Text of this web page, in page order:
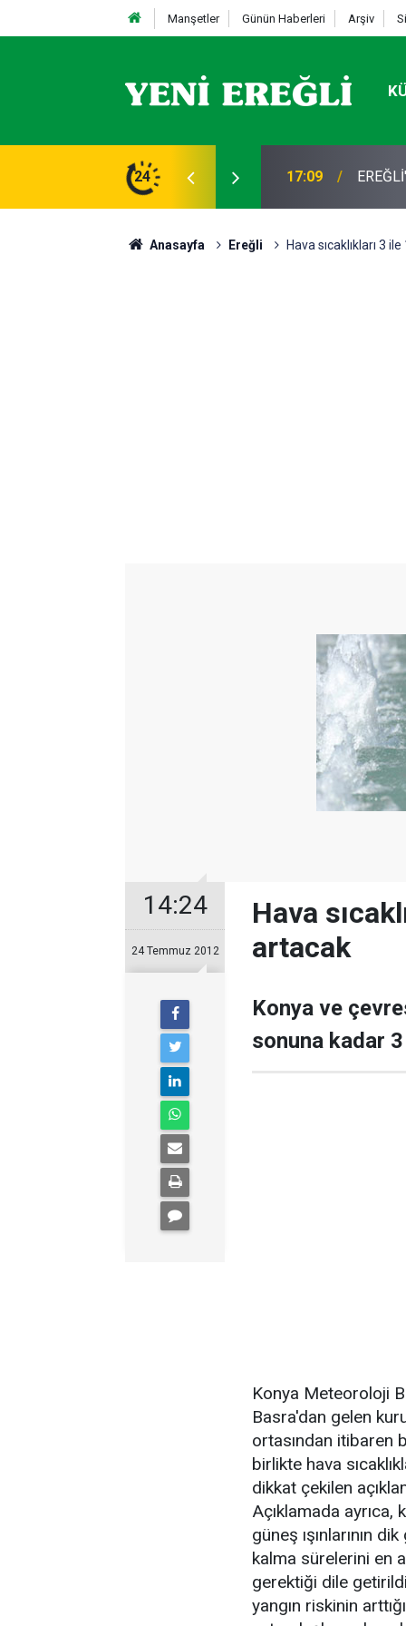
Manşetler Günün Haberleri Arşiv
24 13:19 Takla
Anasayfa Ereğli Hava sıcaklıkları 3
14:24
24 Temmuz 2012
Hava
artacak
Konya ve
sonuna kadar
Konya Meteoroloji
Basra'dan gelen
ortasından itibaren
birlikte hava
dikkat çekilen
Açıklamada ayrıca,
güneş ışınlarının
kalma sürelerini en
gerektiği dile
yangın riskinin